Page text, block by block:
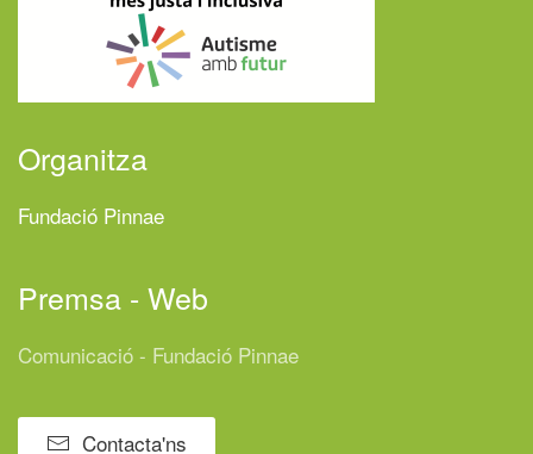
Organitza
Fundació Pinnae
Premsa - Web
Comunicació - Fundació Pinnae
Contacta'ns